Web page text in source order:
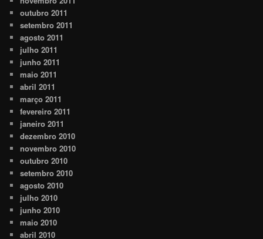
outubro 2011
setembro 2011
agosto 2011
julho 2011
junho 2011
maio 2011
abril 2011
março 2011
fevereiro 2011
janeiro 2011
dezembro 2010
novembro 2010
outubro 2010
setembro 2010
agosto 2010
julho 2010
junho 2010
maio 2010
abril 2010